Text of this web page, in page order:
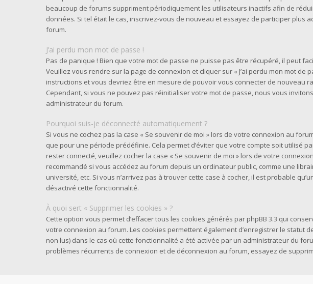
beaucoup de forums suppriment périodiquement les utilisateurs inactifs afin de
données. Si tel était le cas, inscrivez-vous de nouveau et essayez de participer plus
forum.
J’ai perdu mon mot de passe !
Pas de panique ! Bien que votre mot de passe ne puisse pas être récupéré, il peut
Veuillez vous rendre sur la page de connexion et cliquer sur « J’ai perdu mon mot de
instructions et vous devriez être en mesure de pouvoir vous connecter de nouveau
Cependant, si vous ne pouvez pas réinitialiser votre mot de passe, nous vous
administrateur du forum.
Pourquoi suis-je déconnecté automatiquement ?
Si vous ne cochez pas la case « Se souvenir de moi » lors de votre connexion au
que pour une période prédéfinie. Cela permet d’éviter que votre compte soit utilisé
rester connecté, veuillez cocher la case « Se souvenir de moi » lors de votre
recommandé si vous accédez au forum depuis un ordinateur public, comme une
université, etc. Si vous n’arrivez pas à trouver cette case à cocher, il est probable
désactivé cette fonctionnalité.
À quoi sert « Supprimer les cookies » ?
Cette option vous permet d’effacer tous les cookies générés par phpBB 3.3 qui
votre connexion au forum. Les cookies permettent également d’enregistrer le statut
non lus) dans le cas où cette fonctionnalité a été activée par un administrateur du
problèmes récurrents de connexion et de déconnexion au forum, essayez de